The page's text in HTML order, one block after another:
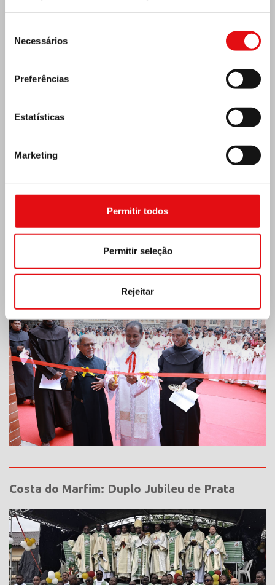
Necessários
Preferências
Estatísticas
Marketing
Permitir todos
Permitir seleção
Rejeitar
MÉXICO: ASSEMBLEIA PLENÁRIA DA OCD
Índia: Bênção e inauguração do museu Lumen
Carmeli
Costa do Marfim: Duplo Jubileu de Prata